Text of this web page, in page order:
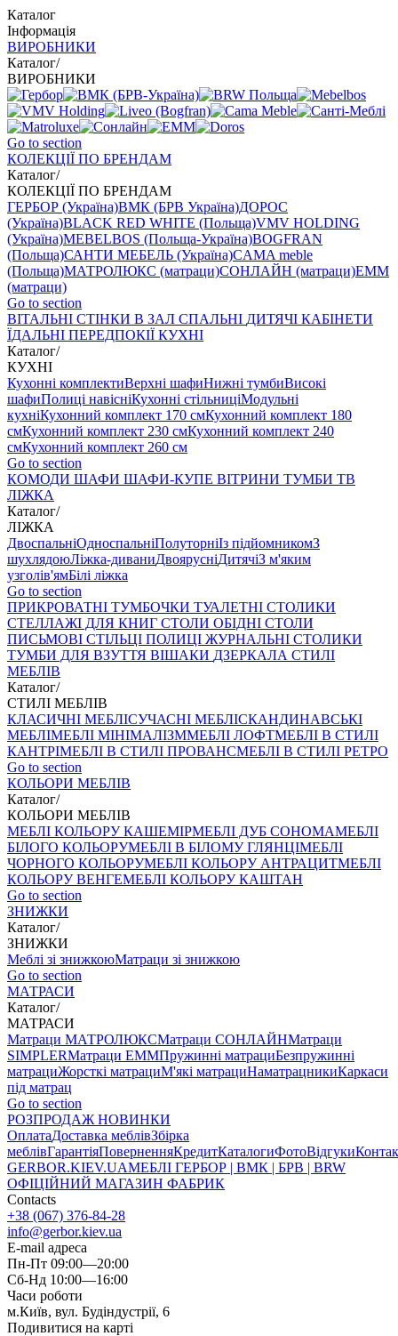
Каталог
Інформація
ВИРОБНИКИ
Каталог/
ВИРОБНИКИ
Go to section
КОЛЕКЦІЇ ПО БРЕНДАМ
Каталог/
КОЛЕКЦІЇ ПО БРЕНДАМ
ГЕРБОР (Україна)ВМК (БРВ Україна)ДОРОС
(Україна)BLACK RED WHITE (Польща)VMV HOLDING
(Україна)MEBELBOS (Польща-Україна)BOGFRAN
(Польща)САНТИ МЕБЕЛЬ (Україна)CAMA meble
(Польща)МАТРОЛЮКС (матраци)СОНЛАЙН (матраци)EMM
(матраци)
Go to section
ВIТАЛЬНI СТІНКИ В ЗАЛ СПАЛЬНІ ДИТЯЧІ КАБІНЕТИ
ЇДАЛЬНI ПЕРЕДПОКІЇ КУХНІ
Каталог/
КУХНІ
Кухонні комплектиВерхні шафиНижні тумбиВисокі
шафиПолиці навісніКухонні стільниціМодульні
кухніКухонний комплект 170 смКухонний комплект 180
смКухонний комплект 230 смКухонний комплект 240
смКухонний комплект 260 см
Go to section
КОМОДИ ШАФИ ШАФИ-КУПЕ ВІТРИНИ ТУМБИ ТВ
ЛІЖКА
Каталог/
ЛІЖКА
ДвоспальніОдноспальніПолуторніІз підйомникомЗ
шухлядоюЛіжка-диваниДвоярусніДитячіЗ м'яким
узголів'ямБілі ліжка
Go to section
ПРИКРОВАТНІ ТУМБОЧКИ ТУАЛЕТНІ СТОЛИКИ
СТЕЛЛАЖІ ДЛЯ КНИГ СТОЛИ ОБІДНІ СТОЛИ
ПИСЬМОВІ СТІЛЬЦI ПОЛИЦІ ЖУРНАЛЬНІ СТОЛИКИ
ТУМБИ ДЛЯ ВЗУТТЯ ВІШАКИ ДЗЕРКАЛА СТИЛІ
МЕБЛІВ
Каталог/
СТИЛІ МЕБЛІВ
КЛАСИЧНІ МЕБЛІСУЧАСНІ МЕБЛІСКАНДИНАВСЬКІ
МЕБЛІМЕБЛІ МІНІМАЛІЗММЕБЛІ ЛОФТМЕБЛІ В СТИЛІ
КАНТРІМЕБЛІ В СТИЛІ ПРОВАНСМЕБЛІ В СТИЛІ РЕТРО
Go to section
КОЛЬОРИ МЕБЛІВ
Каталог/
КОЛЬОРИ МЕБЛІВ
МЕБЛІ КОЛЬОРУ КАШЕМІРМЕБЛІ ДУБ СОНОМАМЕБЛІ
БІЛОГО КОЛЬОРУМЕБЛІ В БІЛОМУ ГЛЯНЦІМЕБЛІ
ЧОРНОГО КОЛЬОРУМЕБЛІ КОЛЬОРУ АНТРАЦИТМЕБЛІ
КОЛЬОРУ ВЕНГЕМЕБЛІ КОЛЬОРУ КАШТАН
Go to section
ЗНИЖКИ
Каталог/
ЗНИЖКИ
Меблі зі знижкоюМатраци зі знижкою
Go to section
МАТРАСИ
Каталог/
МАТРАСИ
Матраци МАТРОЛЮКСМатраци СОНЛАЙНМатраци
SIMPLERМатраци ЕММПружинні матрациБезпружинні
матрациЖорсткі матрациМ'які матрациНаматрацникиКаркаси
під матрац
Go to section
РОЗПРОДАЖ НОВИНКИ
ОплатаДоставка меблівЗбірка
меблівГарантіяПоверненняКредитКаталогиФотоВідгуки
GERBOR.KIEV.UAМЕБЛI ГЕРБОР | ВМК | БРВ | BRW
ОФІЦІЙНИЙ МАГАЗИН ФАБРИК
Contacts
+38 (067) 376-84-28
info@gerbor.kiev.ua
E-mail адреса
Пн-Пт 09:00—20:00
Сб-Нд 10:00—16:00
Часи роботи
м.Київ, вул. Будіндустрії, 6
Подивитися на карті